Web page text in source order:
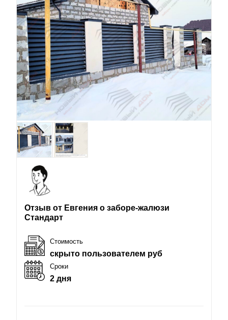
Отзыв от Евгения о заборе-жалюзи
Стандарт
Стоимость
скрыто пользователем руб
Сроки
2 дня